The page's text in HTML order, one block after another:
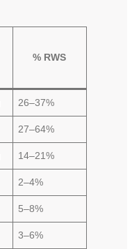
% RWS
26–37%
27–64%
14–21%
2–4%
5–8%
3–6%